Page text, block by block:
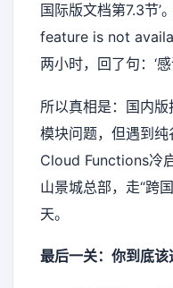
国际版文档第7.3节’
feature is not
两小时，回了句：‘
所以真相是：国内
模块问题，但遇到
Cloud Functions冷
山景城总部，走“跨
天。
最后一关：你到底该